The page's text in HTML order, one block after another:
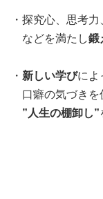
・探究心、思考力
などを満たし鍛
・ 新しい学びによ
口癖の気づきを
”人生の棚卸し”